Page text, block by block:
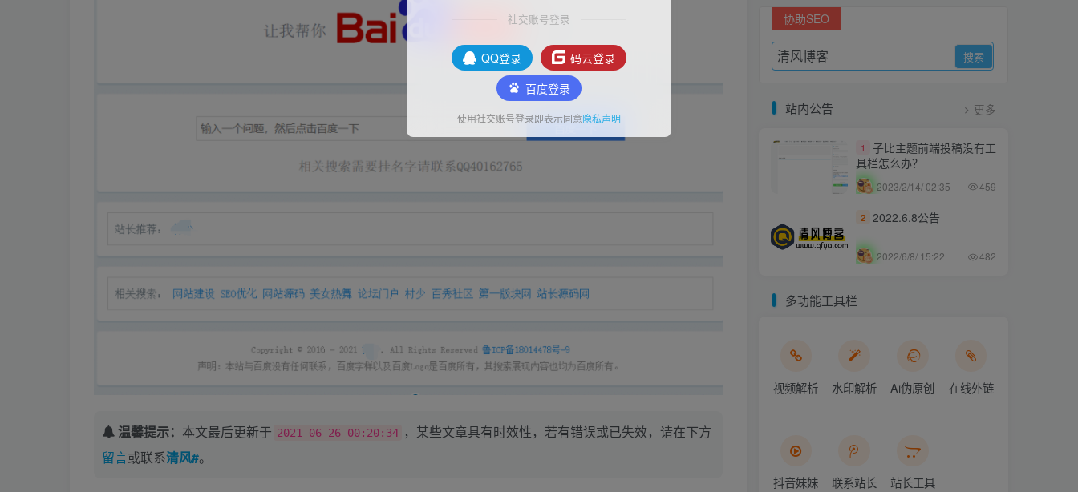
温馨提示： 本文最后更新于 2021-06-26 00:20:34 ，某些文章具有时效性，若有错误或已失效，请在下方
留言或联系清风#。
协助SEO
站内公告 更多
1
子比主题前端投稿没有工
具栏怎么办？
2023/2/14/ 02:35 459
2 2022.6.8公告
2022/6/8/ 15:22 482
多功能工具栏
视频解析 水印解析 Ai伪原创 在线外链
抖音妹妹 联系站长 站长工具
社交账号登录
QQ登录
码云登录
百度登录
使用社交账号登录即表示同意隐私声明